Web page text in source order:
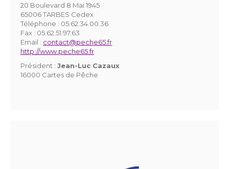
20 Boulevard 8 Mai 1945
65006 TARBES Cedex
Téléphone : 05.62.34.00.36
Fax : 05.62.51.97.63
Email : contact@peche65.fr
http://www.peche65.fr
Président : Jean-Luc Cazaux
16000 Cartes de Pêche